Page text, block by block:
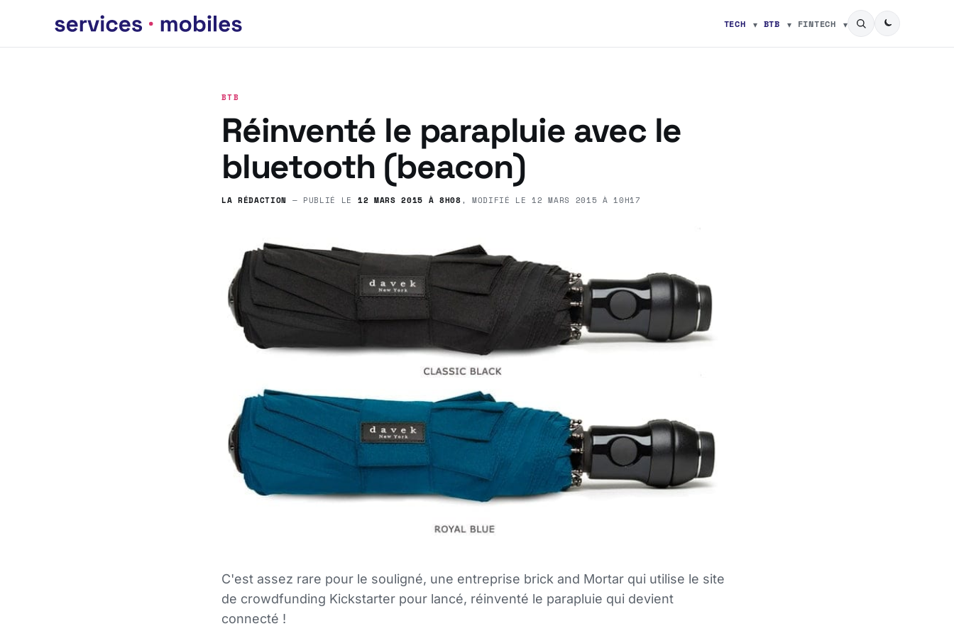
TECH BTB FINTECH
BTB
Réinventé le parapluie avec le
bluetooth (beacon)
LA RÉDACTION — PUBLIÉ LE 12 MARS 2015 À 8H08, MODIFIÉ LE12 MARS 2015 À 10H17
C'est assez rare pour le souligné, une entreprise brick and Mortar qui utilise le site
de crowdfunding Kickstarter pour lancé, réinventé le parapluie qui devient
connecté !